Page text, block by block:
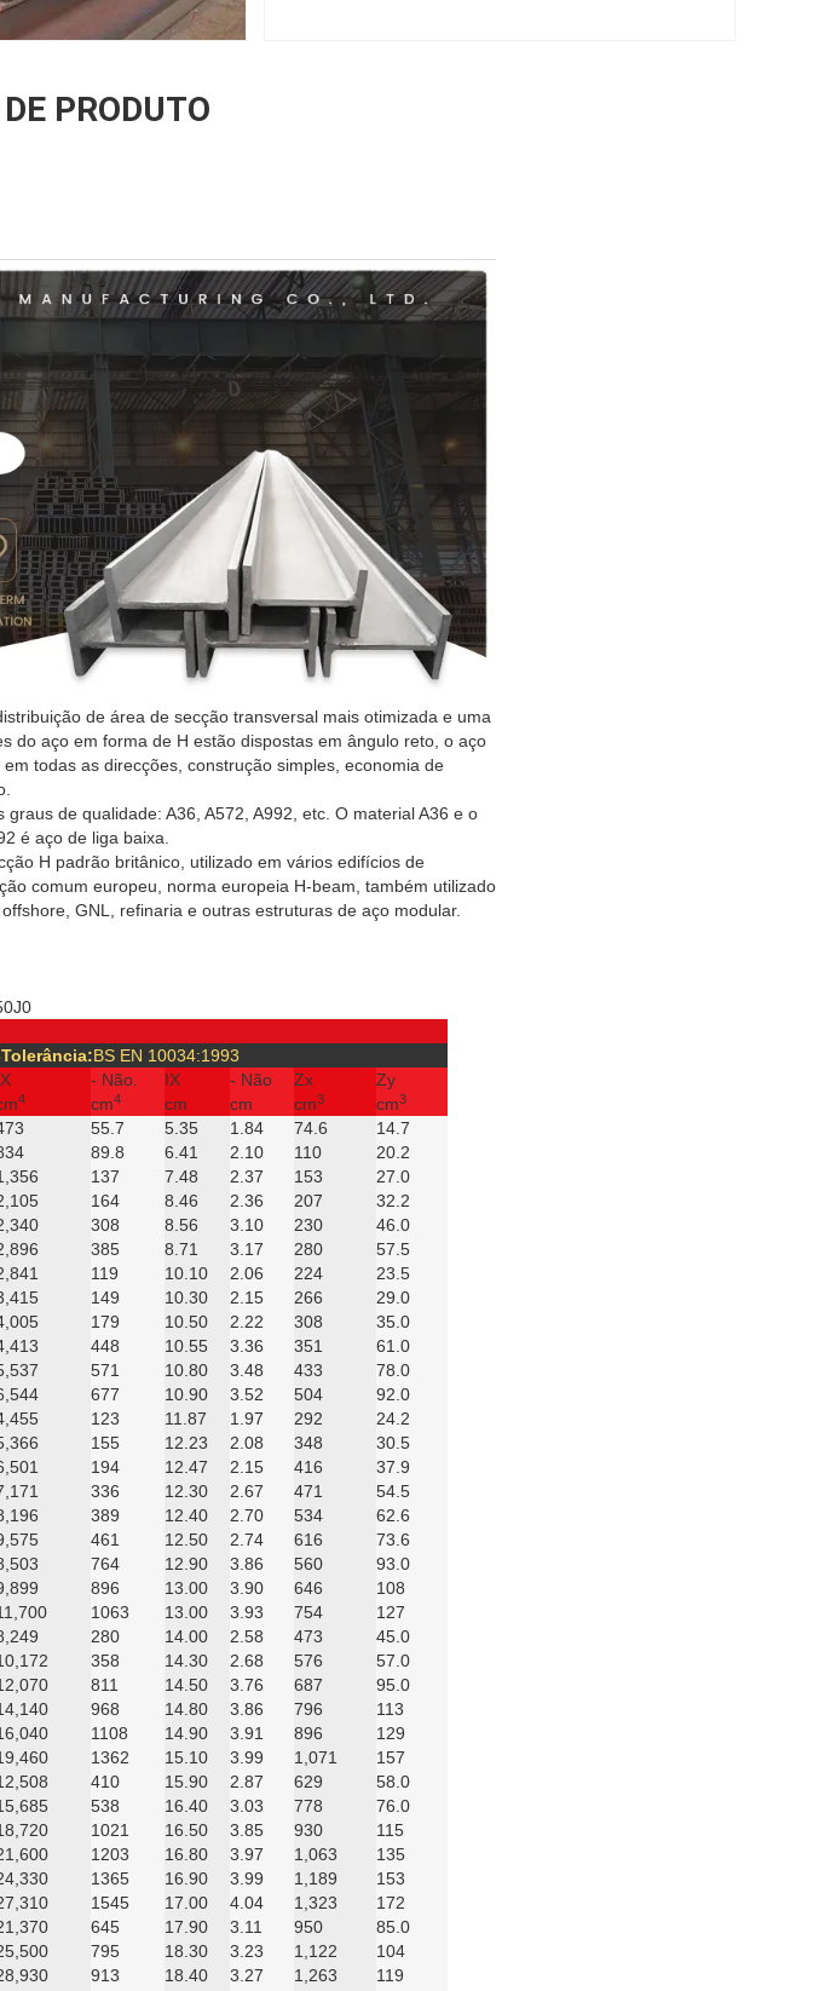
PRODUTO
de área de secção transversal mais otimizada e uma
do aço em forma de H estão dispostas em ângulo reto, o aço
todas as direcções, construção simples, economia de
de qualidade: A36, A572, A992, etc. O material A36 e o
é aço de liga baixa.
H padrão britânico, utilizado em vários edifícios de
comum europeu, norma europeia H-beam, também utilizado
GNL, refinaria e outras estruturas de aço modular.
Tolerância:BS EN 10034:1993
- Não. IX - Não Zx
Zy
4 cm4 cm cm cm3 cm3
55.7 5.35 1.84 74.6
14.7
89.8 6.41 2.10 110
20.2
137 7.48 2.37 153
27.0
164 8.46 2.36 207
32.2
308 8.56 3.10 230
46.0
385 8.71 3.17 280
57.5
119 10.10 2.06 224
23.5
149 10.30 2.15 266
29.0
179 10.50 2.22 308
35.0
448 10.55 3.36 351
61.0
571 10.80 3.48 433
78.0
677 10.90 3.52 504
92.0
123 11.87 1.97 292
24.2
155 12.23 2.08 348
30.5
194 12.47 2.15 416
37.9
336 12.30 2.67 471
54.5
389 12.40 2.70 534
62.6
461 12.50 2.74 616
73.6
764 12.90 3.86 560
93.0
896 13.00 3.90 646
108
1063 13.00 3.93 754
127
280 14.00 2.58 473
45.0
358 14.30 2.68 576
57.0
811 14.50 3.76 687
95.0
968 14.80 3.86 796
113
1108 14.90 3.91 896
129
1362 15.10 3.99 1,071
157
410 15.90 2.87 629
58.0
538 16.40 3.03 778
76.0
1021 16.50 3.85 930
115
1203 16.80 3.97 1,063
135
1365 16.90 3.99 1,189
153
1545 17.00 4.04 1,323
172
645 17.90 3.11 950
85.0
795 18.30 3.23 1,122
104
913 18.40 3.27 1,263
119